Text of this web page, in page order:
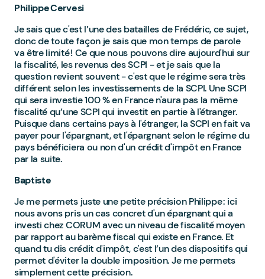
Philippe Cervesi
Je sais que c'est l’une des batailles de Frédéric, ce sujet,
donc de toute façon je sais que mon temps de parole
va être limité ! Ce que nous pouvons dire aujourd'hui sur
la fiscalité, les revenus des SCPI - et je sais que la
question revient souvent - c'est que le régime sera très
différent selon les investissements de la SCPI. Une SCPI
qui sera investie 100 % en France n'aura pas la même
fiscalité qu’une SCPI qui investit en partie à l'étranger.
Puisque dans certains pays à l'étranger, la SCPI en fait va
payer pour l'épargnant, et l'épargnant selon le régime du
pays bénéficiera ou non d'un crédit d'impôt en France
par la suite.
Baptiste
Je me permets juste une petite précision Philippe : ici
nous avons pris un cas concret d'un épargnant qui a
investi chez CORUM avec un niveau de fiscalité moyen
par rapport au barème fiscal qui existe en France. Et
quand tu dis crédit d'impôt, c'est l’un des dispositifs qui
permet d'éviter la double imposition. Je me permets
simplement cette précision.